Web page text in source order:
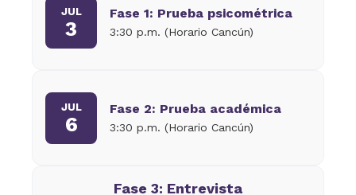
JUL
3
Fase 1: Prueba psicométrica
3:30 p.m. (Horario Cancún)
JUL
6
Fase 2: Prueba académica
3:30 p.m. (Horario Cancún)
Fase 3: Entrevista